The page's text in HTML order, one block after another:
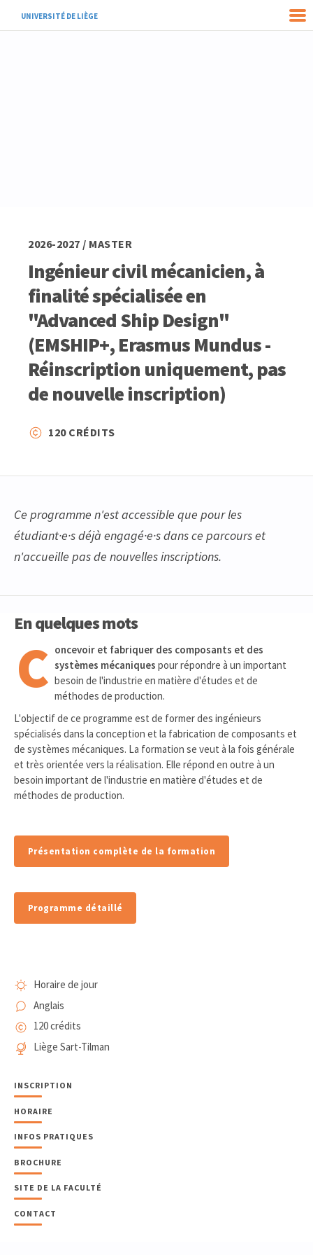
UNIVERSITÉ DE LIÈGE
2026-2027 / MASTER
Ingénieur civil mécanicien, à
finalité spécialisée en
"Advanced Ship Design"
(EMSHIP+, Erasmus Mundus -
Réinscription uniquement, pas
de nouvelle inscription)
120 CRÉDITS
Ce programme n'est accessible que pour les
étudiant·e·s déjà engagé·e·s dans ce parcours et
n'accueille pas de nouvelles inscriptions.
En quelques mots
C oncevoir et fabriquer des composants et des
systèmes mécaniques pour répondre à un important
besoin de l'industrie en matière d'études et de
méthodes de production.
L'objectif de ce programme est de former des ingénieurs
spécialisés dans la conception et la fabrication de composants et
de systèmes mécaniques. La formation se veut à la fois générale
et très orientée vers la réalisation. Elle répond en outre à un
besoin important de l'industrie en matière d'études et de
méthodes de production.
Présentation complète de la formation
Programme détaillé
Horaire de jour
Anglais
120 crédits
Liège Sart-Tilman
INSCRIPTION
HORAIRE
INFOS PRATIQUES
BROCHURE
SITE DE LA FACULTÉ
CONTACT